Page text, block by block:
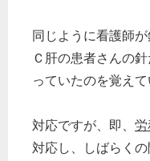
同じように看護師が
Ｃ肝の患者さんの
っていたのを覚えて
対応ですが、即、 労
対応し、しばらく